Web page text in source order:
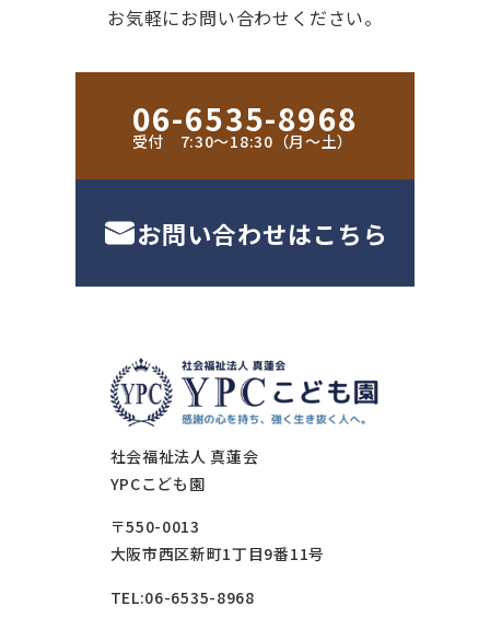
お気軽にお問い合わせください。
06-6535-8968
受付 7:30〜18:30（月〜土）
お問い合わせはこちら
社会福祉法人 真蓮会
YPCこども園
〒550-0013
大阪市西区新町1丁目9番11号
TEL:06-6535-8968